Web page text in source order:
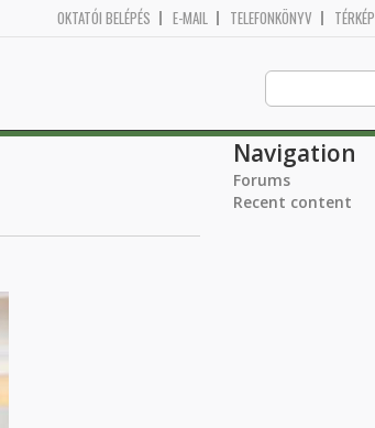
OKTATÓI BELÉPÉS E-MAIL TELEFONKÖNYV TÉRKÉP
Navigation
Forums
Recent content